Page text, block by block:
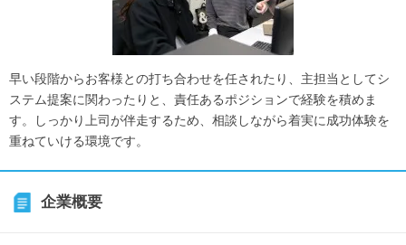
早い段階からお客様との打ち合わせを任されたり、主担当としてシ
ステム提案に関わったりと、責任あるポジションで経験を積めま
す。しっかり上司が伴走するため、相談しながら着実に成功体験を
重ねていける環境です。
企業概要